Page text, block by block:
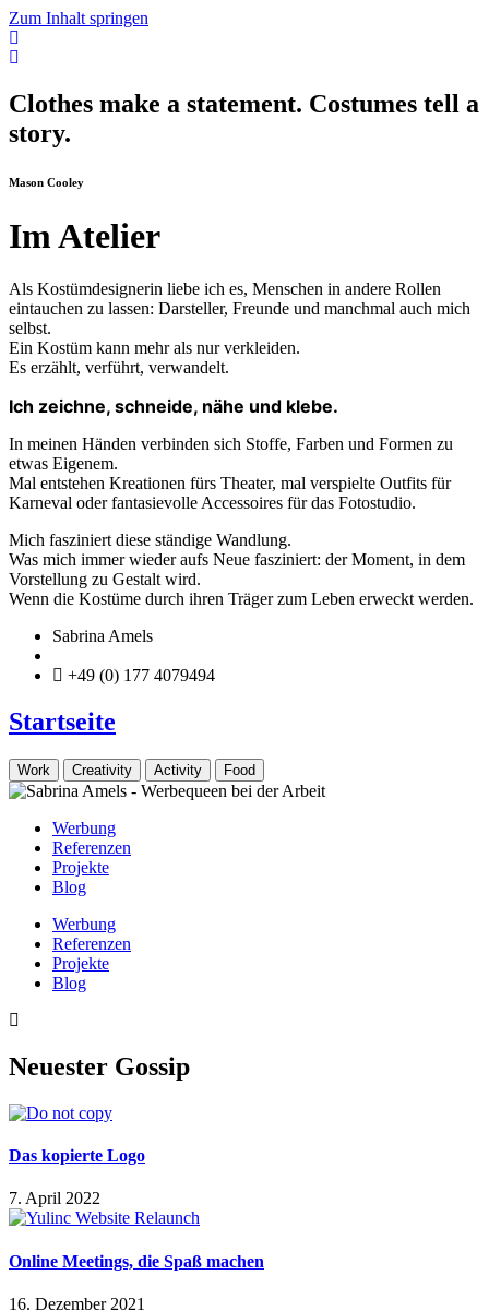
Zum Inhalt springen
Clothes make a statement. Costumes tell a
story.
Mason Cooley
Im Atelier
Als Kostümdesignerin liebe ich es, Menschen in andere Rollen
eintauchen zu lassen: Darsteller, Freunde und manchmal auch mich
selbst.
Ein Kostüm kann mehr als nur verkleiden.
Es erzählt, verführt, verwandelt.
Ich zeichne, schneide, nähe und klebe.
In meinen Händen verbinden sich Stoffe, Farben und Formen zu
etwas Eigenem.
Mal entstehen Kreationen fürs Theater, mal verspielte Outfits für
Karneval oder fantasievolle Accessoires für das Fotostudio.
Mich fasziniert diese ständige Wandlung.
Was mich immer wieder aufs Neue fasziniert: der Moment, in dem
Vorstellung zu Gestalt wird.
Wenn die Kostüme durch ihren Träger zum Leben erweckt werden.
Sabrina Amels
+49 (0) 177 4079494
Startseite
Work Creativity Activity Food
Werbung
Referenzen
Projekte
Blog
Werbung
Referenzen
Projekte
Blog
Neuester Gossip
Das kopierte Logo
7. April 2022
Online Meetings, die Spaß machen
16. Dezember 2021